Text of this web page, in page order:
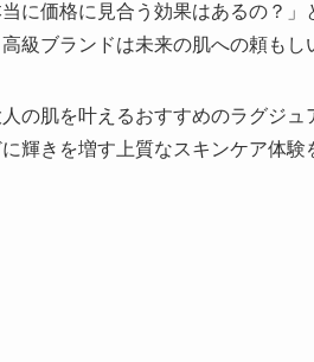
当に価格に見合う効果はあるの？
級ブランドは未来の肌への頼もし
の肌を叶えるおすすめのラグジ
輝きを増す上質なスキンケア体験